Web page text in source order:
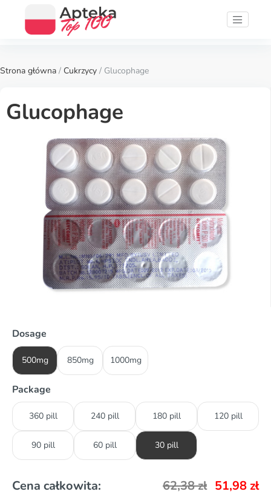
Strona główna / Cukrzycy / Glucophage
Glucophage
Dosage
500mg 850mg 1000mg
Package
360 pill 240 pill 180 pill 120 pill
90 pill 60 pill 30 pill
Cena całkowita: 62,38zł 51,98 zł